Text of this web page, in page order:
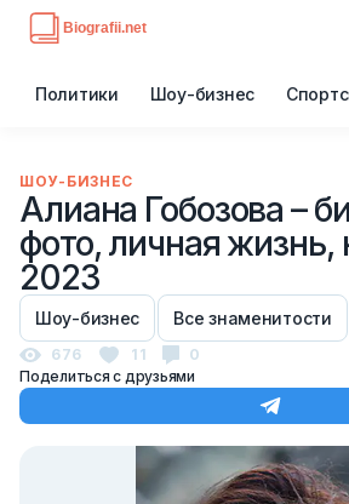
Политики Шоу-бизнес
ШОУ-БИЗНЕС
Алиана Гобозова –
фото, личная жизнь,
2023
Шоу-бизнес Все знаменитости
676 11 0
Поделиться с друзьями